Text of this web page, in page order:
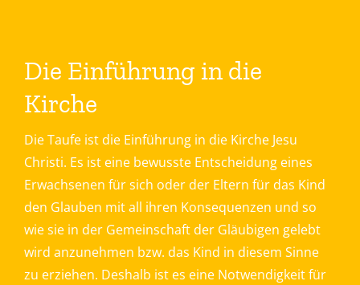
Die Einführung in die
Kirche
Die Taufe ist die Einführung in die Kirche Jesu
Christi. Es ist eine bewusste Entscheidung eines
Erwachsenen für sich oder der Eltern für das Kind
den Glauben mit all ihren Konsequenzen und so
wie sie in der Gemeinschaft der Gläubigen gelebt
wird anzunehmen bzw. das Kind in diesem Sinne
zu erziehen. Deshalb ist es eine Notwendigkeit für